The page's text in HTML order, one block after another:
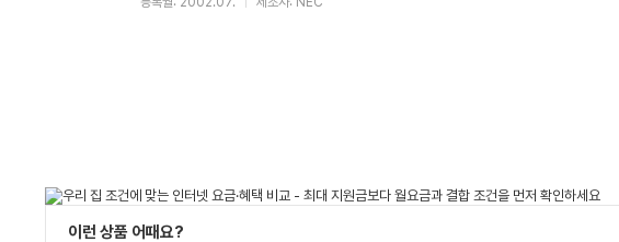
이런 상품 어때요?